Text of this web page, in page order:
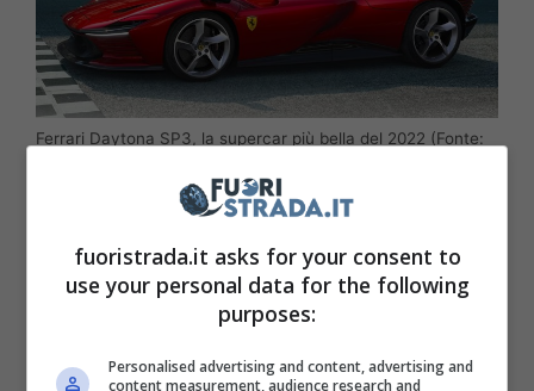
Ferrari Daytona SP3, la supercar più bella del 2022 (Fonte:
599 esemplari, il che dimostra come si tratti
anche di una delle vetture in assoluto più rare
fuoristrada.it asks for your consent to
use your personal data for the following
purposes:
Personalised advertising and content, advertising and
content measurement, audience research and